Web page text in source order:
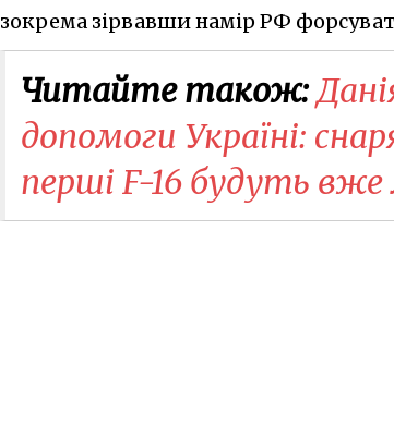
зокрема зірвавши намір РФ
Читайте також:
допомоги Україні:
перші F-16 будуть